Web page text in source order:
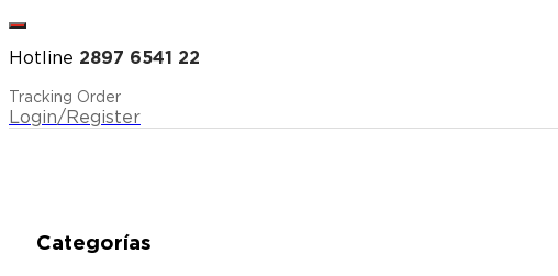
Hotline 2897 6541 22
Tracking Order
Login/Register
Categorías